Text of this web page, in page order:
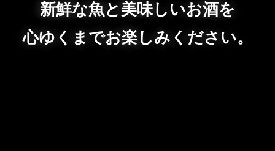
新鮮な魚と美味しいお酒を
心ゆくまでお楽しみください。